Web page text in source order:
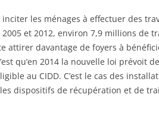
les ménages à effectuer des
2005 et 2012, environ 7,9 millions de
attirer davantage de foyers à
qu’en 2014 la nouvelle loi prévoit
au CIDD. C’est le cas des
dispositifs de récupération et de